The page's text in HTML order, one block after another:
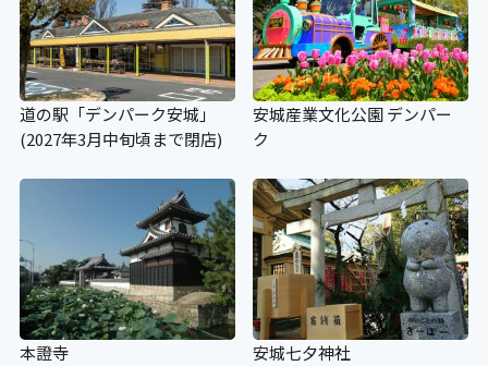
設備
車いすの貸し出し
〇
ベビーカーの貸し出し
道の駅「デンパーク安城」
(2027年3月中旬頃まで閉店)
安城産業文化公園 デンパー
ク
本證寺 安城七夕神社